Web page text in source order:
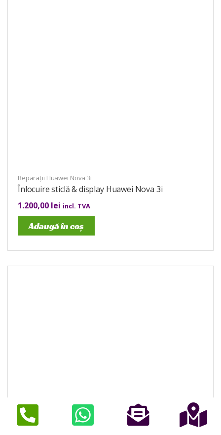
Reparații Huawei Nova 3i
Înlocuire sticlă & display Huawei Nova 3i
1.200,00 lei incl. TVA
Adaugă în coș